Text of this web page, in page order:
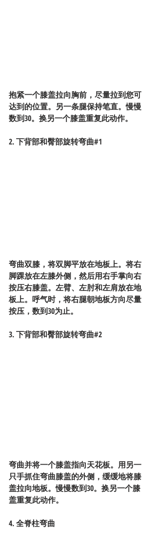
抱紧一个膝盖拉向胸前，尽量拉到您可
达到的位置。另一条腿保持笔直。慢慢
数到30。换另一个膝盖重复此动作。
2. 下背部和臀部旋转弯曲#1
弯曲双膝，将双脚平放在地板上。将右
脚踝放在左膝外侧，然后用右手掌向右
按压右膝盖。左臂、左肘和左肩放在地
板上。呼气时，将右腿朝地板方向尽量
按压，数到30为止。
3. 下背部和臀部旋转弯曲#2
弯曲并将一个膝盖指向天花板。用另一
只手抓住弯曲膝盖的外侧，缓缓地将膝
盖拉向地板。慢慢数到30。换另一个膝
盖重复此动作。
4. 全脊柱弯曲